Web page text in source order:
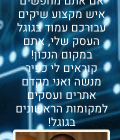
איש מקצוע שיקים
עבורכם עמוד בגוגל
העסק שלי, אתם
במקום הנכון!
קוראים לי כפיר
מנשה ואני מקדם
אתרים ועסקים
למקומות הראשונים
בגוגל!